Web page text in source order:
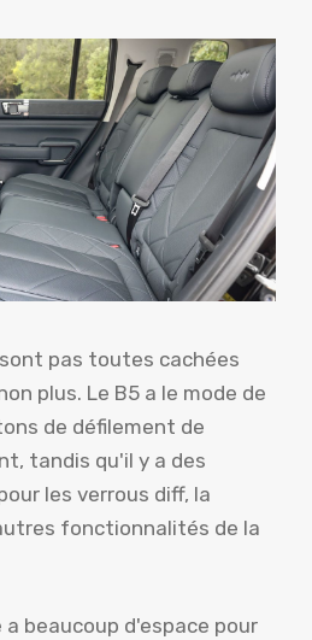
pas toutes cachées
plus. Le B5 a le mode de
de défilement de
tandis qu'il y a des
les verrous diff, la
fonctionnalités de la
a beaucoup d'espace pour